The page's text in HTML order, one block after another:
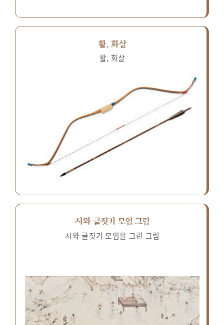
활, 화살
활, 화살
시와 글짓기 모임 그림
시와 글짓기 모임을 그린 그림